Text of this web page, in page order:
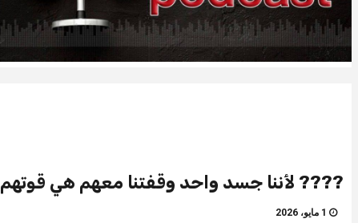
???? لأننا جسد واحد وقفتنا معهم هي قوتهم